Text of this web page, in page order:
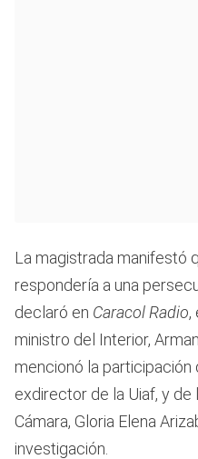
La magistrada manifestó
respondería a una
declaró en Caracol Radio,
ministro del Interior,
mencionó la participación
exdirector de la Uiaf, y de
Cámara, Gloria Elena
investigación.